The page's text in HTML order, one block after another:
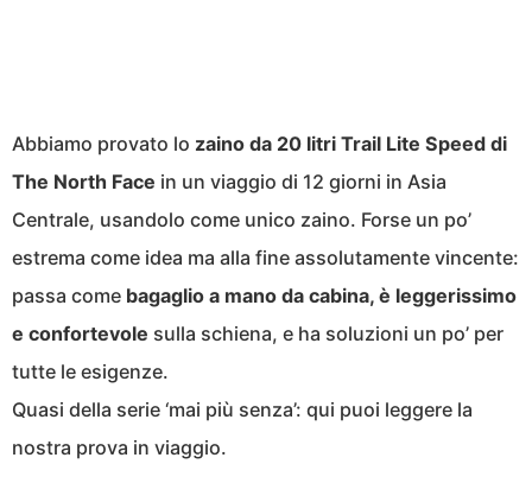
Abbiamo provato lo zaino da 20 litri Trail Lite Speed di
The North Face in un viaggio di 12 giorni in Asia
Centrale, usandolo come unico zaino. Forse un po’
estrema come idea ma alla fine assolutamente vincente:
passa come bagaglio a mano da cabina, è leggerissimo
e confortevole sulla schiena, e ha soluzioni un po’ per
tutte le esigenze.
Quasi della serie ‘mai più senza’: qui puoi leggere la
nostra prova in viaggio.